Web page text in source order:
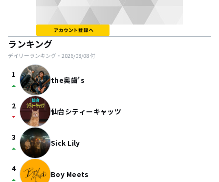
ランキング
デイリーランキング・ 2026/08/08付
1
arrow_drop_up the奥歯's
2
arrow_drop_down 仙台シティーキャッツ
3
arrow_drop_up Sick Lily
4
Boy Meets